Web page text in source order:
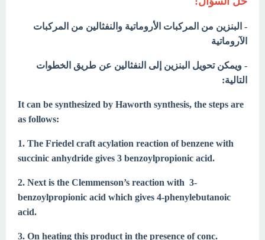
- البنزين من المركبات الأروماتية والنفثالين من المركبات
الآروماتية
- ويمكن تحويل البنزين إلى النفثالين عن طريق الخطوات
التالية:
It can be synthesized by Haworth synthesis, the steps are
as follows:
1. The Friedel craft acylation reaction of benzene with
succinic anhydride gives 3 benzoylpropionic acid.
2. Next is the Clemmenson’s reaction with 3-
benzoylpropionic acid which gives 4-phenylebutanoic
acid.
3. On heating this product in the presence of conc.